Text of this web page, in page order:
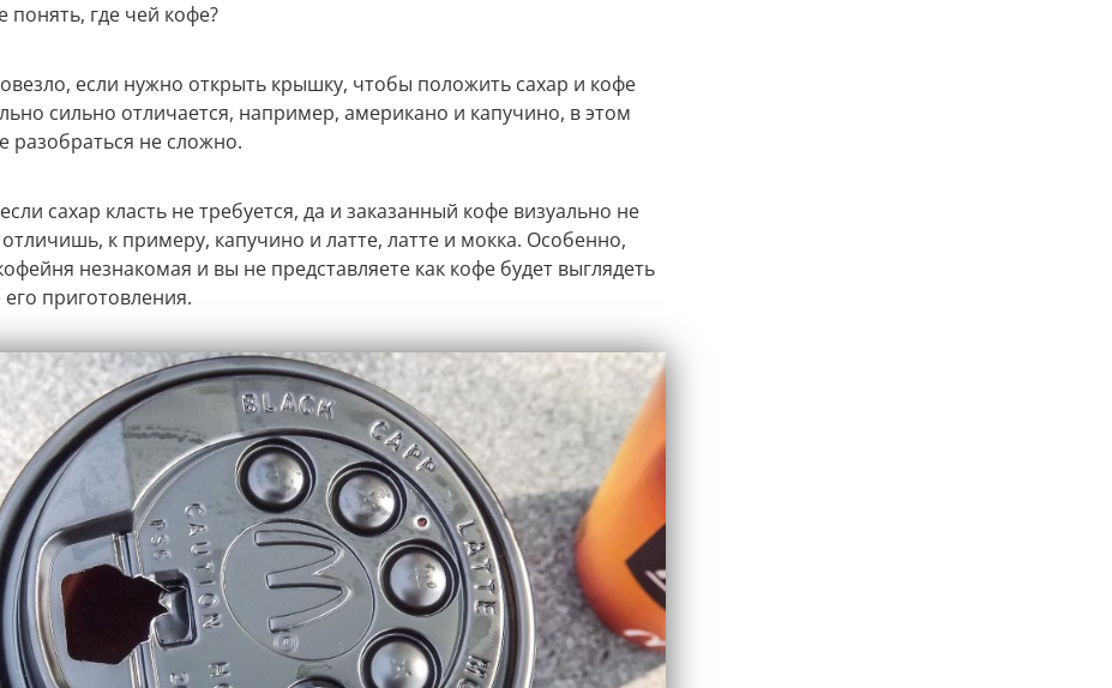
понять, где чей кофе?
если нужно открыть крышку, чтобы положить сахар и кофе
сильно отличается, например, американо и капучино, в этом
разобраться не сложно.
сахар класть не требуется, да и заказанный кофе визуально не
отличишь, к примеру, капучино и латте, латте и мокка. Особенно,
незнакомая и вы не представляете как кофе будет выглядеть
его приготовления.